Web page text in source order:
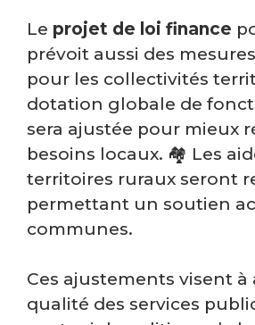
Le projet de loi finance
prévoit aussi des
pour les collectivités
dotation globale de
sera ajustée pour mieux
besoins locaux. 🏘️ Les
territoires ruraux seront
permettant un soutien
communes.
Ces ajustements visent à
qualité des services